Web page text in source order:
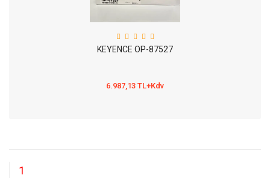
KEYENCE OP-87527
6.987,13 TL+Kdv
1